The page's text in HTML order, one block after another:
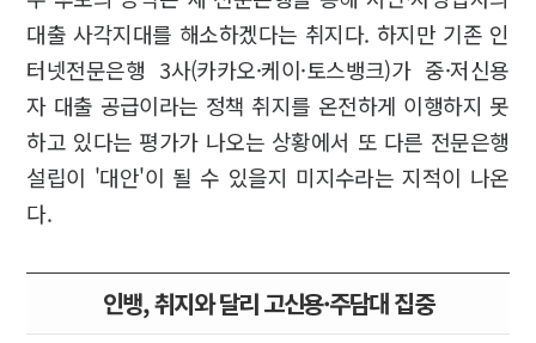
대출 사각지대를 해소하겠다는 취지다. 하지만 기존 인
터넷전문은행 3사(카카오·케이·토스뱅크)가 중·저신용
자 대출 공급이라는 정책 취지를 온전하게 이행하지 못
하고 있다는 평가가 나오는 상황에서 또 다른 전문은행
설립이 '대안'이 될 수 있을지 미지수라는 지적이 나온
다.
인뱅, 취지와 달리 고신용·주담대 집중